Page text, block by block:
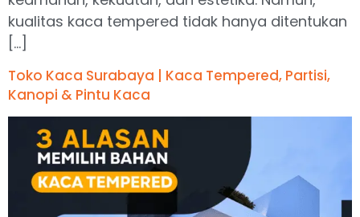
kualitas kaca tempered tidak hanya ditentukan
[…]
Toko Kaca Surabaya | Kaca Tempered, Partisi,
Kanopi & Pintu Kaca